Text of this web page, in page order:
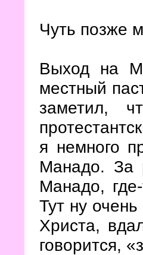
Чуть позже
Выход на
местный
заметил,
я немного
Манадо. За
Манадо,
Тут ну
Христа,
говорится,